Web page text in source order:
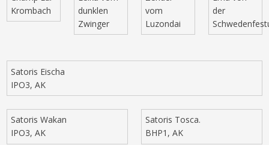
Krombach
dunklen
Zwinger
vom
Luzondai
der
Satoris Eischa
IPO3, AK
Satoris Wakan
IPO3, AK
Satoris Tosca.
BHP1, AK